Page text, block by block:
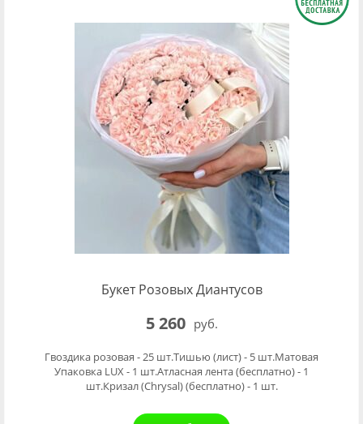
Букет Розовых Диантусов
5 260 руб.
Гвоздика розовая - 25 шт.Тишью (лист) - 5 шт.Матовая
Упаковка LUX - 1 шт.Атласная лента (бесплатно) - 1
шт.Кризал (Chrysal) (бесплатно) - 1 шт.